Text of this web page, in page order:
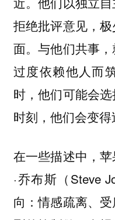
拒绝批评意见，
面。与他们共事
过度依赖他人而
时，他们可能会
时刻，他们会变得
在一些描述中，
·乔布斯（Steve
向：情感疏离、